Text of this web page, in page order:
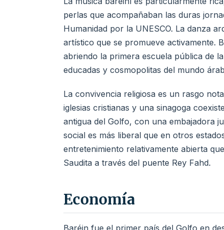
perlas que acompañaban las duras
Humanidad por la UNESCO. La danza
artístico que se promueve activamente.
abriendo la primera escuela pública de
educadas y cosmopolitas del mundo
La convivencia religiosa es un rasgo
iglesias cristianas y una sinagoga
antigua del Golfo, con una embajadora
social es más liberal que en otros
entretenimiento relativamente abierta
Saudita a través del puente Rey Fahd.
Economía
Baréin fue el primer país del Golfo en